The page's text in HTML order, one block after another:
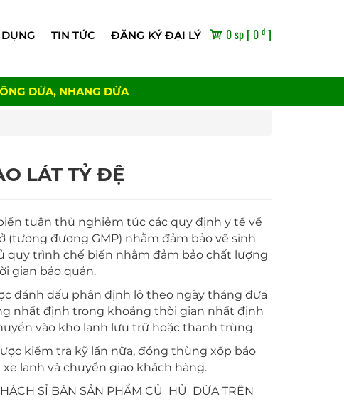
TIN TỨC ĐĂNG KÝ ĐẠI LÝ 0 sp [ 0 đ]
DỪA, NHANG DỪA
LÁT TỶ ĐỆ
tuân thủ nghiêm túc các quy định y tế về
(tương đương GMP) nhằm đảm bảo vệ sinh
trình chế biến nhằm đảm bảo chất lượng
gian bảo quản.
đánh dấu phân định lô theo ngày tháng đưa
nhất định trong khoảng thời gian nhất định
vào kho lạnh lưu trữ hoặc thanh trùng.
kiểm tra kỹ lần nữa, đóng thùng xốp bảo
lạnh và chuyển giao khách hàng.
SỈ BÁN SẢN PHẨM CỦ_HỦ_DỪA TRÊN